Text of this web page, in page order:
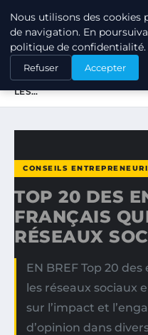
TUEZ-LES
ACCUEIL
CONSEILS
TOP 20 DES
LES…
CONSEILS
TOP 20 DES
FRANÇAIS
RÉSEAUX
EN BREF Top 20
les réseaux sociaux
sur l’impact et
d’opinion dans
Nous utilisons des cookies
de navigation. En
politique de confidentialité.
Refuser Accepter